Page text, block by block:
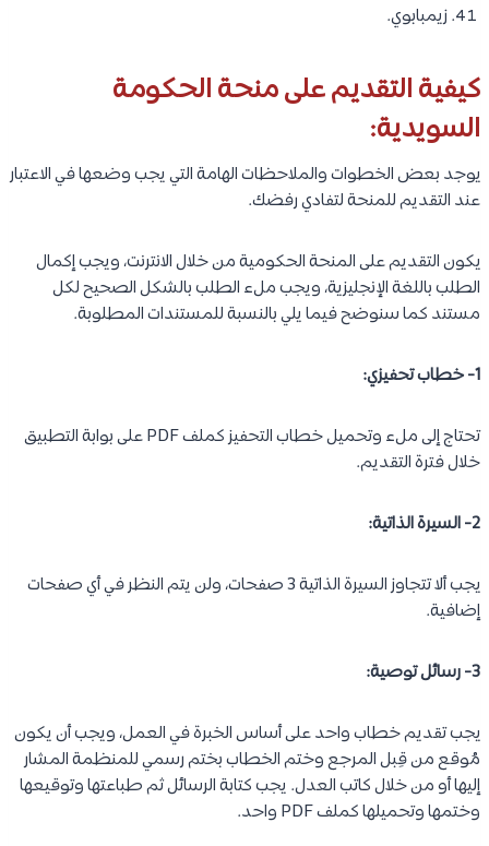
زيمبابوي.
كيفية التقديم على منحة الحكومة
السويدية:
يوجد بعض الخطوات والملاحظات الهامة التي يجب وضعها في الاعتبار
عند التقديم للمنحة لتفادي رفضك.
يكون التقديم على المنحة الحكومية من خلال الانترنت، ويجب إكمال
الطلب باللغة الإنجليزية، ويجب ملء الطلب بالشكل الصحيح لكل
مستند كما سنوضح فيما يلي بالنسبة للمستندات المطلوبة.
1- خطاب تحفيزي:
تحتاج إلى ملء وتحميل خطاب التحفيز كملف PDF على بوابة التطبيق
خلال فترة التقديم.
2- السيرة الذاتية:
يجب ألا تتجاوز السيرة الذاتية 3 صفحات، ولن يتم النظر في أي صفحات
إضافية.
3- رسائل توصية:
يجب تقديم خطاب واحد على أساس الخبرة في العمل، ويجب أن يكون
مُوقع من قِبل المرجع وختم الخطاب بختم رسمي للمنظمة المشار
إليها أو من خلال كاتب العدل. يجب كتابة الرسائل ثم طباعتها وتوقيعها
وختمها وتحميلها كملف PDF واحد.